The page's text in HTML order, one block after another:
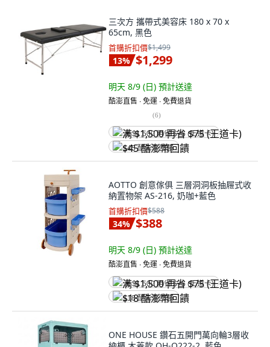
三次方 攜帶式美容床 180 x 70 x
65cm, 黑色
首購折扣價$1,499
13% $1,299
明天 8/9 (日) 預計送達
酷澎直售 ∙ 免運 ∙ 免費退貨
(6)
满 $1,500 再省 $75 (王道卡)
$45 酷澎幣回饋
AOTTO 創意傢俱 三層洞洞板抽屜式收
納置物架 AS-216, 奶咖+藍色
首購折扣價$588
34% $388
明天 8/9 (日) 預計送達
酷澎直售 ∙ 免運 ∙ 免費退貨
满 $1,500 再省 $75 (王道卡)
$18 酷澎幣回饋
ONE HOUSE 鑽石五開門萬向輪3層收